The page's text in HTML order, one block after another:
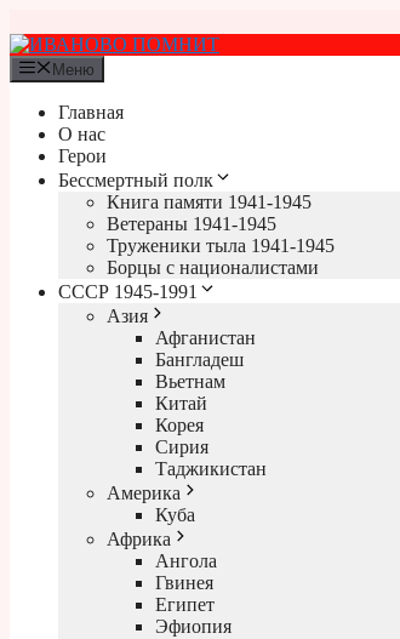
к
содержимому
Меню
Главная
О нас
Герои
Бессмертный полк
Книга памяти 1941-1945
Ветераны 1941-1945
Труженики тыла 1941-1945
Борцы с националистами
СССР 1945-1991
Азия
Афганистан
Бангладеш
Вьетнам
Китай
Корея
Сирия
Таджикистан
Америка
Куба
Африка
Ангола
Гвинея
Египет
Эфиопия